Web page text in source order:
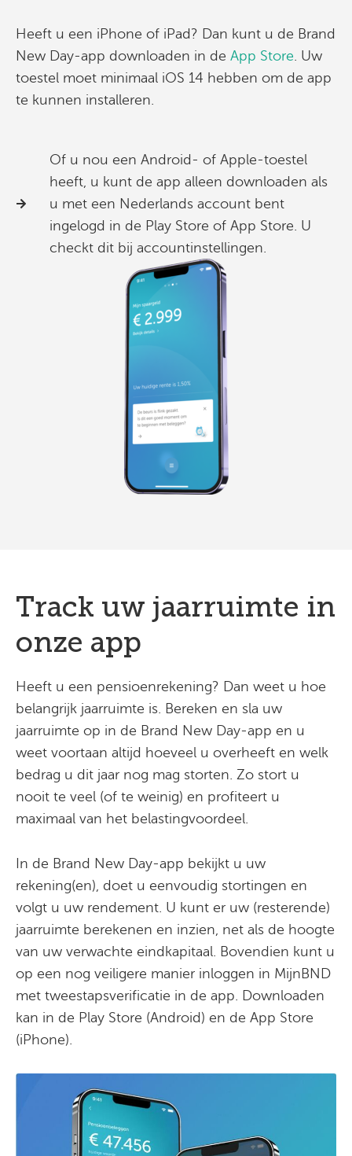
Heeft u een iPhone of iPad? Dan kunt u de Brand
New Day-app downloaden in de App Store . Uw
toestel moet minimaal iOS 14 hebben om de app
te kunnen installeren.
Of u nou een Android- of Apple-toestel
heeft, u kunt de app alleen downloaden als
u met een Nederlands account bent
ingelogd in de Play Store of App Store. U
checkt dit bij accountinstellingen.
Track uw jaarruimte in
onze app
Heeft u een pensioenrekening? Dan weet u hoe
belangrijk jaarruimte is. Bereken en sla uw
jaarruimte op in de Brand New Day-app en u
weet voortaan altijd hoeveel u overheeft en welk
bedrag u dit jaar nog mag storten. Zo stort u
nooit te veel (of te weinig) en profiteert u
maximaal van het belastingvoordeel.
In de Brand New Day-app bekijkt u uw
rekening(en), doet u eenvoudig stortingen en
volgt u uw rendement. U kunt er uw (resterende)
jaarruimte berekenen en inzien, net als de hoogte
van uw verwachte eindkapitaal. Bovendien kunt u
op een nog veiligere manier inloggen in MijnBND
met tweestapsverificatie in de app. Downloaden
kan in de Play Store (Android) en de App Store
(iPhone).